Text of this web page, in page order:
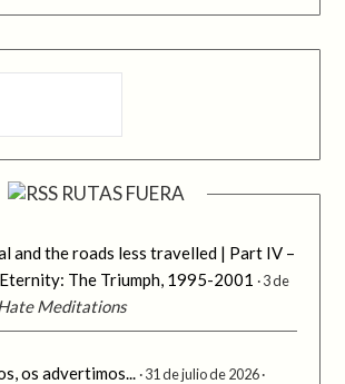
RUTAS FUERA
and the roads less travelled | Part IV –
The Triumph, 1995-2001
3 de
Meditations
os advertimos... 31 de julio de 2026